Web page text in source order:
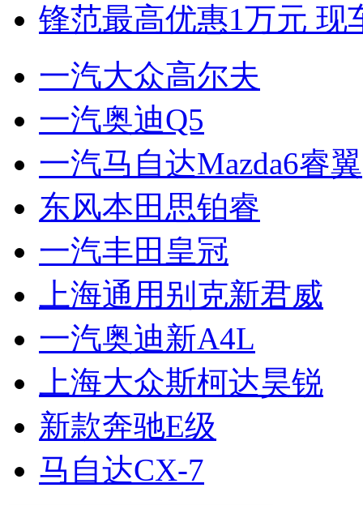
锋范最高优惠1万元 现
一汽大众高尔夫
一汽奥迪Q5
一汽马自达Mazda6睿翼
东风本田思铂睿
一汽丰田皇冠
上海通用别克新君威
一汽奥迪新A4L
上海大众斯柯达昊锐
新款奔驰E级
马自达CX-7